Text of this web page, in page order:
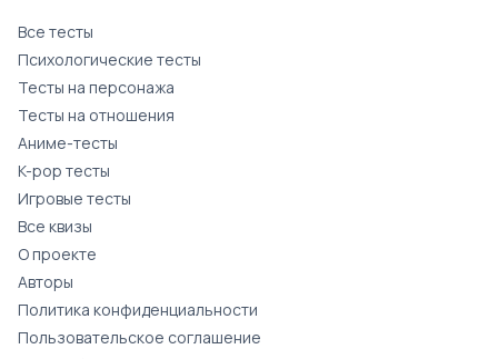
Все тесты
Психологические тесты
Тесты на персонажа
Тесты на отношения
Аниме-тесты
K-pop тесты
Игровые тесты
Все квизы
О проекте
Авторы
Политика конфиденциальности
Пользовательское соглашение